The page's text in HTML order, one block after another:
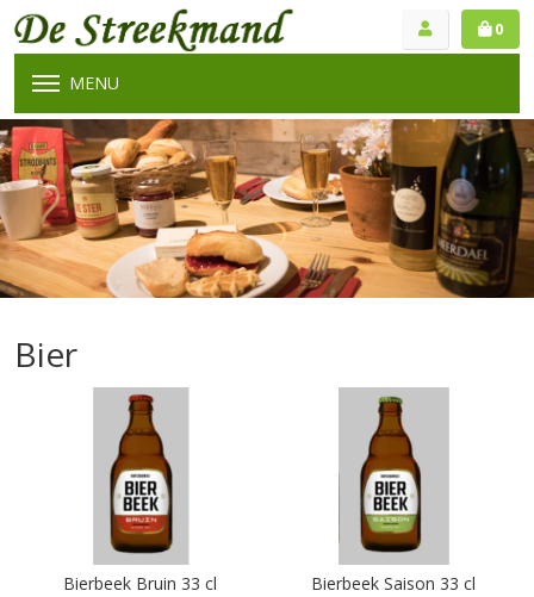
0
MENU
Bier
Bierbeek Bruin 33 cl Bierbeek Saison 33 cl